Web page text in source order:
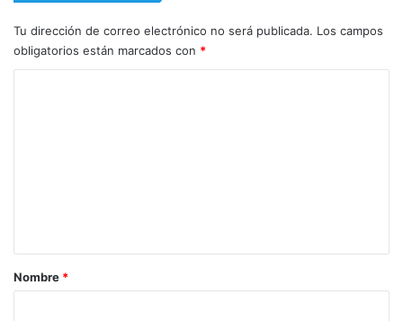
Tu dirección de correo electrónico no será publicada. Los campos
obligatorios están marcados con *
r
Nombre *